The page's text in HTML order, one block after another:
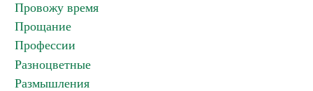
Провожу время
Прощание
Профессии
Разноцветные
Размышления